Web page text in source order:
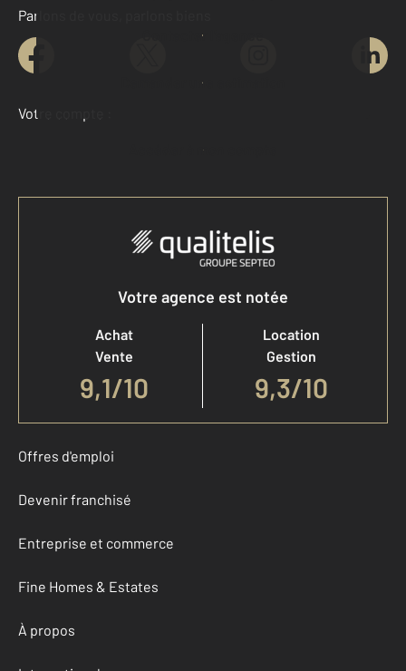
Contacter l'agence
Demander une estimation
Parlons de vous, parlons biens
Votre compte :
Accéder à mon compte
Votre agence est notée
Achat
Vente
9,1/10
Location
Gestion
9,3/10
Offres d'emploi
Devenir franchisé
Entreprise et commerce
Fine Homes & Estates
À propos